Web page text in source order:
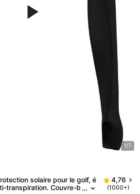
1/7
solaire pour le golf, é
transpiration. Couvre-b
4,76
(1000+)